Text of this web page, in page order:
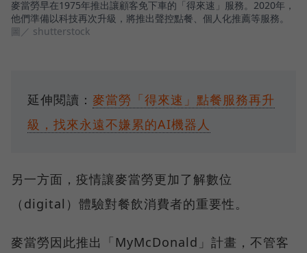
麥當勞早在1975年推出讓顧客免下車的「得來速」服務。2020年，
他們準備以科技再次升級，將推出聲控點餐、個人化推薦等服務。
圖／ shutterstock
延伸閱讀： 麥當勞「得來速」點餐服務再升
級，找來永遠不嫌累的AI機器人
另一方面，疫情讓麥當勞更加了解數位
（digital）體驗對餐飲消費者的重要性。
麥當勞因此推出「MyMcDonald」計畫，不管客